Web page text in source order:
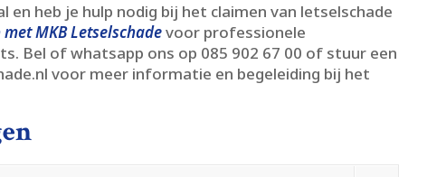
en heb je hulp nodig bij het claimen van letselschade
MKB Letselschadevoor professionele
Bel of whatsapp ons op 085 902 67 00 of stuur een
voor meer informatie en begeleiding bij het